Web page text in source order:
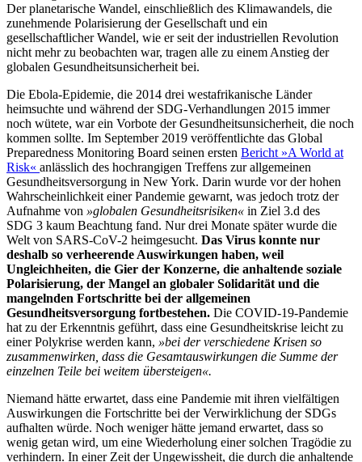
Der planetarische Wandel, einschließlich des Klimawandels, die
zunehmende Polarisierung der Gesellschaft und ein
gesellschaftlicher Wandel, wie er seit der industriellen Revolution
nicht mehr zu beobachten war, tragen alle zu einem Anstieg der
globalen Gesundheitsunsicherheit bei.
Die Ebola-Epidemie, die 2014 drei westafrikanische Länder
heimsuchte und während der SDG-Verhandlungen 2015 immer
noch wütete, war ein Vorbote der Gesundheitsunsicherheit, die noch
kommen sollte. Im September 2019 veröffentlichte das Global
Preparedness Monitoring Board seinen ersten Bericht »A World at
Risk« anlässlich des hochrangigen Treffens zur allgemeinen
Gesundheitsversorgung in New York. Darin wurde vor der hohen
Wahrscheinlichkeit einer Pandemie gewarnt, was jedoch trotz der
Aufnahme von »globalen Gesundheitsrisiken« in Ziel 3.d des
SDG 3 kaum Beachtung fand. Nur drei Monate später wurde die
Welt von SARS-CoV-2 heimgesucht. Das Virus konnte nur
deshalb so verheerende Auswirkungen haben, weil
Ungleichheiten, die Gier der Konzerne, die anhaltende soziale
Polarisierung, der Mangel an globaler Solidarität und die
mangelnden Fortschritte bei der allgemeinen
Gesundheitsversorgung fortbestehen. Die COVID-19-Pandemie
hat zu der Erkenntnis geführt, dass eine Gesundheitskrise leicht zu
einer Polykrise werden kann, »bei der verschiedene Krisen so
zusammenwirken, dass die Gesamtauswirkungen die Summe der
einzelnen Teile bei weitem übersteigen«.
Niemand hätte erwartet, dass eine Pandemie mit ihren vielfältigen
Auswirkungen die Fortschritte bei der Verwirklichung der SDGs
aufhalten würde. Noch weniger hätte jemand erwartet, dass so
wenig getan wird, um eine Wiederholung einer solchen Tragödie zu
verhindern. In einer Zeit der Ungewissheit, die durch die anhaltende